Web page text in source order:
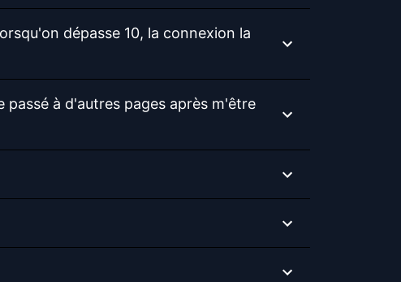
dépasse 10, la connexion la
à d'autres pages après m'être